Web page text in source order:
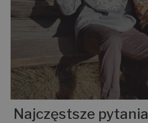
Najczęstsze pytania